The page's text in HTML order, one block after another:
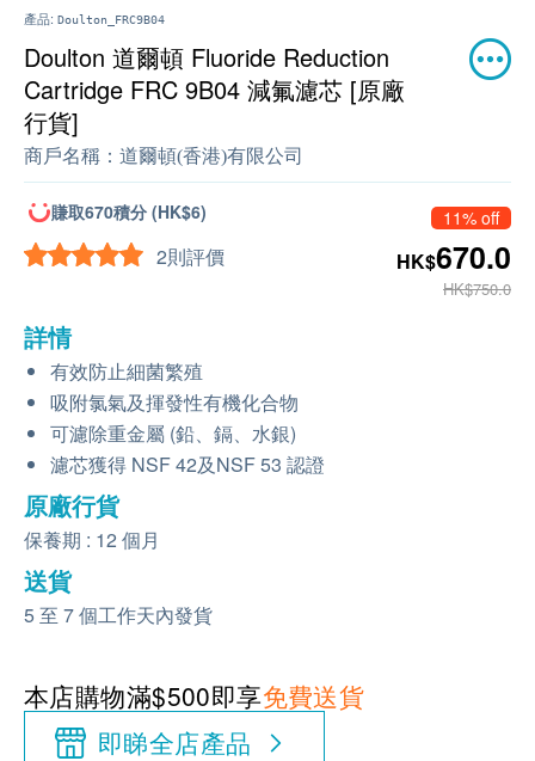
產品: Doulton_FRC9B04
Doulton 道爾頓 Fluoride Reduction
Cartridge FRC 9B04 減氟濾芯 [原廠
行貨]
商戶名稱： 道爾頓(香港)有限公司
賺取670積分 (HK$6)
2則評價
11% off
HK$670.0
HK$750.0
詳情
有效防止細菌繁殖
吸附氯氣及揮發性有機化合物
可濾除重金屬 (鉛、鎘、水銀)
濾芯獲得 NSF 42及NSF 53 認證
原廠行貨
保養期 : 12 個月
送貨
5 至 7 個工作天內發貨
本店購物滿$500即享免費送貨
即睇全店產品